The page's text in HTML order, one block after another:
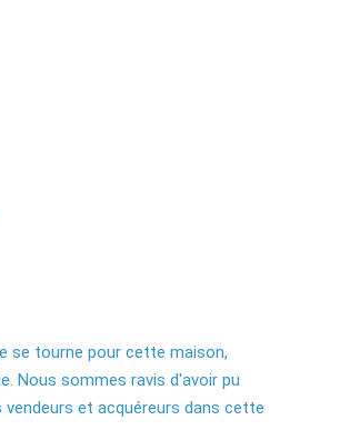
se tourne pour cette maison,
Nous sommes ravis d'avoir pu
vendeurs et acquéreurs dans cette